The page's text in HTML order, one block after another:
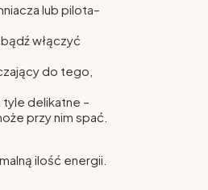
lub pilota–
włączyć
do tego,
tyle delikatne –
przy nim spać.
ilość energii.